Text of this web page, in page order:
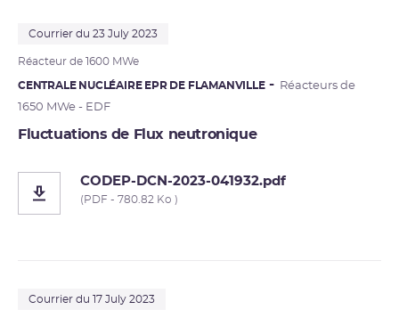
Courrier du 23 July 2023
Réacteur de 1600 MWe
CENTRALE NUCLÉAIRE EPR DE FLAMANVILLE
Réacteurs de
1650 MWe - EDF
Fluctuations de Flux neutronique
CODEP-DCN-2023-041932.pdf
(PDF - 780.82 Ko )
Courrier du 17 July 2023